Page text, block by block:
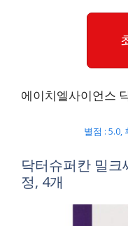
에이치엘사이언스
별점 : 5.0,
닥터슈퍼칸 밀
정, 4개